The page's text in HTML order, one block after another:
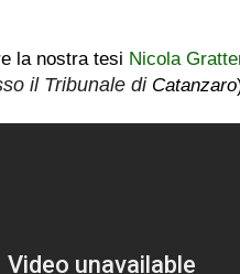
la nostra tesi Nicola
il Tribunale di Catanzaro